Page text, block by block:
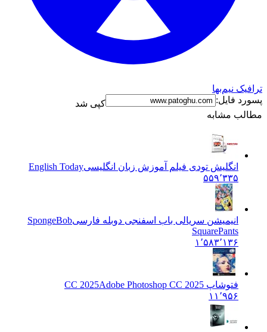
ترافیک نیم‌بها
پسورد فایل:
کپی شد
مطالب مشابه
انگلیش تودی فیلم آموزش زبان انگليسیEnglish Today
۵۵۹٬۳۳۵
انیمیشن سریالی باب اسفنجی دوبله فارسیSpongeBob
SquarePants
۱٬۵۸۳٬۱۳۶
فتوشاپ CC 2025 Adobe Photoshop CC 2025
۱۱٬۹۵۶